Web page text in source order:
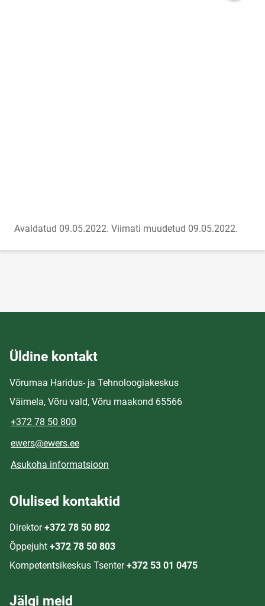
Avaldatud 09.05.2022. Viimati muudetud 09.05.2022.
Üldine kontakt
Võrumaa Haridus- ja Tehnoloogiakeskus
Väimela, Võru vald, Võru maakond 65566
+372 78 50 800
ewers@ewers.ee
Asukoha informatsioon
Olulised kontaktid
Direktor +372 78 50 802
Õppejuht +372 78 50 803
Kompetentsikeskus Tsenter +372 53 01 0475
Jälgi meid